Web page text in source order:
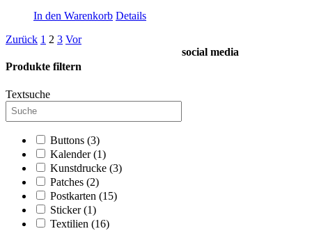
In den Warenkorb Details
Zurück 1 2 3 Vor
Produkte filtern
Textsuche
Buttons (3)
Kalender(1)
Kunstdrucke (3)
Patches (2)
Postkarten (15)
Sticker(1)
Textilien (16)
social media